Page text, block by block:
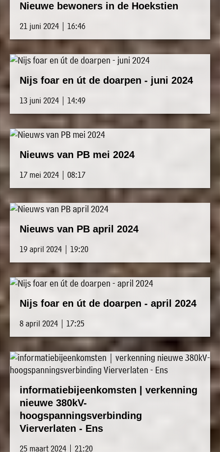
Nieuwe bewoners in de Hoekstien
21 juni 2024 | 16:46
Nijs foar en út de doarpen - juni 2024
13 juni 2024 | 14:49
Nieuws van PB mei 2024
17 mei 2024 | 08:17
Nieuws van PB april 2024
19 april 2024 | 19:20
Nijs foar en út de doarpen - april 2024
8 april 2024 | 17:25
informatiebijeenkomsten | verkenning
nieuwe 380kV-
hoogspanningsverbinding
Vierverlaten - Ens
25 maart 2024 | 21:20